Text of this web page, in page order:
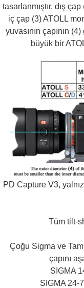
tasarlanmıştır. dış
iç çap (3) ATOLL
yuvasının çapının
büyük bir
PD Capture V3,
Tüm tilt-
Çoğu Sigma ve
çapını
SIGMA
SIGMA 24-